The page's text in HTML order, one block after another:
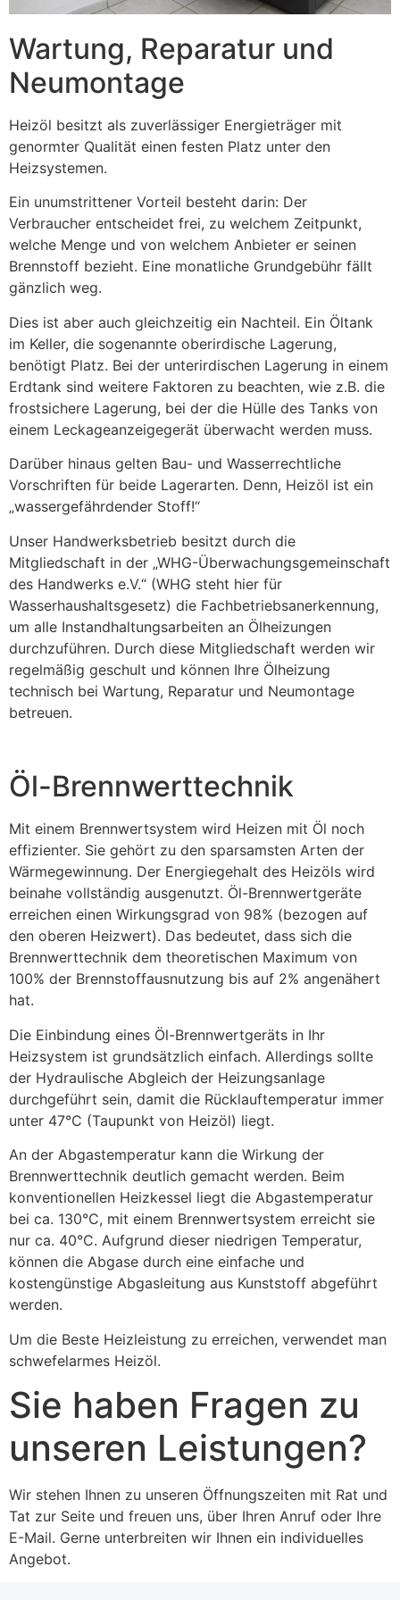
Wartung, Reparatur und
Neumontage
Heizöl besitzt als zuverlässiger Energieträger mit
genormter Qualität einen festen Platz unter den
Heizsystemen.
Ein unumstrittener Vorteil besteht darin: Der
Verbraucher entscheidet frei, zu welchem Zeitpunkt,
welche Menge und von welchem Anbieter er seinen
Brennstoff bezieht. Eine monatliche Grundgebühr fällt
gänzlich weg.
Dies ist aber auch gleichzeitig ein Nachteil. Ein Öltank
im Keller, die sogenannte oberirdische Lagerung,
benötigt Platz. Bei der unterirdischen Lagerung in einem
Erdtank sind weitere Faktoren zu beachten, wie z.B. die
frostsichere Lagerung, bei der die Hülle des Tanks von
einem Leckageanzeigegerät überwacht werden muss.
Darüber hinaus gelten Bau- und Wasserrechtliche
Vorschriften für beide Lagerarten. Denn, Heizöl ist ein
„wassergefährdender Stoff!“
Unser Handwerksbetrieb besitzt durch die
Mitgliedschaft in der „WHG-Überwachungsgemeinschaft
des Handwerks e.V.“ (WHG steht hier für
Wasserhaushaltsgesetz) die Fachbetriebsanerkennung,
um alle Instandhaltungsarbeiten an Ölheizungen
durchzuführen. Durch diese Mitgliedschaft werden wir
regelmäßig geschult und können Ihre Ölheizung
technisch bei Wartung, Reparatur und Neumontage
betreuen.
Öl-Brennwerttechnik
Mit einem Brennwertsystem wird Heizen mit Öl noch
effizienter. Sie gehört zu den sparsamsten Arten der
Wärmegewinnung. Der Energiegehalt des Heizöls wird
beinahe vollständig ausgenutzt. Öl-Brennwertgeräte
erreichen einen Wirkungsgrad von 98% (bezogen auf
den oberen Heizwert). Das bedeutet, dass sich die
Brennwerttechnik dem theoretischen Maximum von
100% der Brennstoffausnutzung bis auf 2% angenähert
hat.
Die Einbindung eines Öl-Brennwertgeräts in Ihr
Heizsystem ist grundsätzlich einfach. Allerdings sollte
der Hydraulische Abgleich der Heizungsanlage
durchgeführt sein, damit die Rücklauftemperatur immer
unter 47°C (Taupunkt von Heizöl) liegt.
An der Abgastemperatur kann die Wirkung der
Brennwerttechnik deutlich gemacht werden. Beim
konventionellen Heizkessel liegt die Abgastemperatur
bei ca. 130°C, mit einem Brennwertsystem erreicht sie
nur ca. 40°C. Aufgrund dieser niedrigen Temperatur,
können die Abgase durch eine einfache und
kostengünstige Abgasleitung aus Kunststoff abgeführt
werden.
Um die Beste Heizleistung zu erreichen, verwendet man
schwefelarmes Heizöl.
Sie haben Fragen zu
unseren Leistungen?
Wir stehen Ihnen zu unseren Öffnungszeiten mit Rat und
Tat zur Seite und freuen uns, über Ihren Anruf oder Ihre
E-Mail. Gerne unterbreiten wir Ihnen ein individuelles
Angebot.